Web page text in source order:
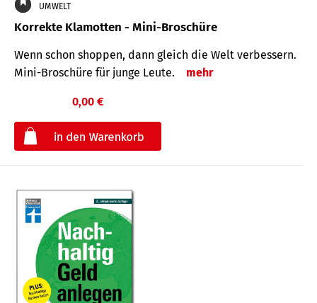
UMWELT
Korrekte Klamotten - Mini-Broschüre
Wenn schon shoppen, dann gleich die Welt verbessern.
Mini-Broschüre für junge Leute.
mehr
0,00 €